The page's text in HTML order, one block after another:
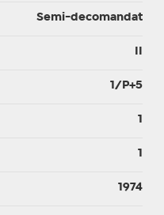
Semi-decomandat
1/P+5
1
1
1974